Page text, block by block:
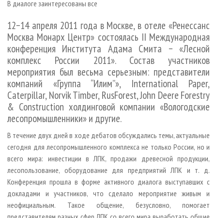
СУШКА ДРЕВЕСИНЫ
ПРОИЗВОДСТВО ДРЕВЕСНЫХ ПЛИТ
ДЕРЕВЯННОЕ ДОМОСТРОЕНИЕ
ПРОИЗВОДСТВО МЕБЕЛИ
БИОЭНЕРГЕТИКА
ЦБП
ИНСТРУМЕНТ И МАТЕРИАЛЫ
ПЕРСОНЫ
МОБИЛЬНЫЕ ВЫСТАВКИ
ОФИЦИАЛЬНЫЕ ДЕЛЕГАЦИИ
ПРИОРИТЕТНЫЕ ИНВЕСТПРОЕКТЫ
RUSSIAN FORESTRY REVIEW
ГАЗЕТА ЛЕСПРОМФОРУМ
БИБЛИОТЕКА СПЕЦИАЛИСТА
КОНТАКТЫ
РЕКЛАМА
РЕКЛАМА НА САЙТЕ
В диалоге заинтересованы все
12−14 апреля 2011 года в Москве, в отеле «Ренессанс
Москва Монарх Центр» состоялась II Международная
конференция Института Адама Смита − «Лесной
комплекс России 2011». Состав участников
мероприятия был весьма серьезным: представители
компаний «Группа “Илим”», International Paper,
Caterpillar, Norvik Timber, RusForest, John Deere Forestry
& Construction холдинговой компании «Вологодские
лесопромышленники» и другие.
В течение двух дней в ходе дебатов обсуждались темы, актуальные
сегодня для лесопромышленного комплекса не только России, но и
всего мира: инвестиции в ЛПК, продажи древесной продукции,
лесопользование, оборудование для предприятий ЛПК и т. д.
Конференция прошла в форме активного диалога выступавших с
докладами и участников, что сделало мероприятие живым и
неофициальным. Такое общение, безусловно, помогает